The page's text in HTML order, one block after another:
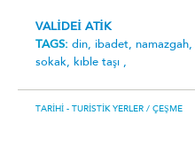
VALİDEİ ATİK
TAGS: din, ibadet, namazgah,
sokak, kıble taşı ,
TARIHI - TURISTIK YERLER / ÇEŞME